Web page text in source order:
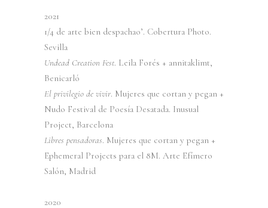
2021
1/4 de arte bien despachao’. Cobertura Photo.
Sevilla
Undead Creation Fest. Leila Forés + annitaklimt,
Benicarló
El privilegio de vivir. Mujeres que cortan y pegan +
Nudo Festival de Poesía Desatada. Inusual
Project, Barcelona
Libres pensadoras. Mujeres que cortan y pegan +
Ephemeral Projects para el 8M. Arte Efímero
Salón, Madrid
2020